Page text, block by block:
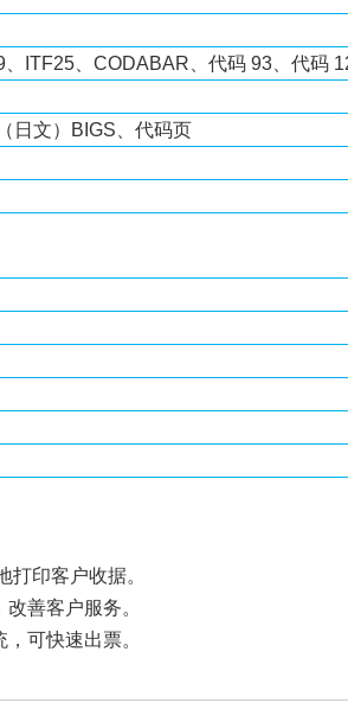
ITF25、CODABAR、代码 93、代码
日文）BIGS、代码页
印客户收据。
善客户服务。
可快速出票。